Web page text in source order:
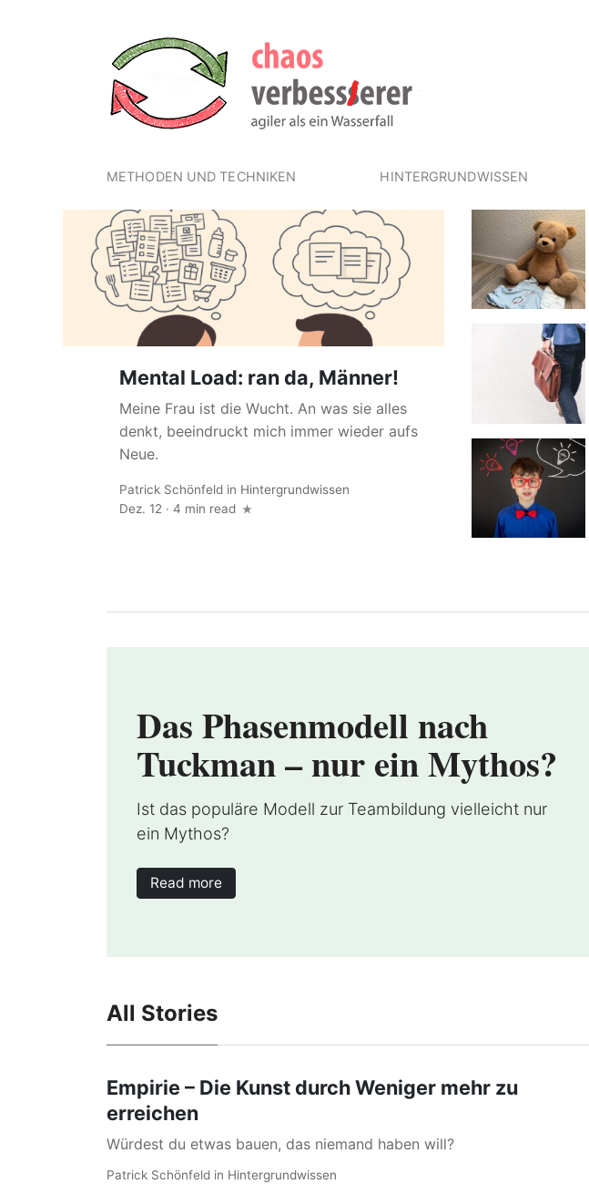
METHODEN UND TECHNIKEN HINTERGRUNDWISSEN
Mental Load: ran da, Männer!
Meine Frau ist die Wucht. An was sie alles
denkt, beeindruckt mich immer wieder aufs
Neue.
Patrick Schönfeldin Hintergrundwissen
Dez. 12 · 4 min read
Das Phasenmodell nach
Tuckman – nur ein Mythos?
Ist das populäre Modell zur Teambildung vielleicht nur
ein Mythos?
Read more
All Stories
Empirie – Die Kunst durch Weniger mehr zu
erreichen
Würdest du etwas bauen, das niemand haben will?
Patrick Schönfeld in Hintergrundwissen